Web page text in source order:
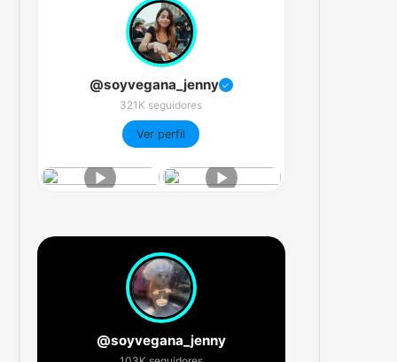
@soyvegana_jenny ✓
321K seguidores
Ver perfil
@soyvegana_jenny